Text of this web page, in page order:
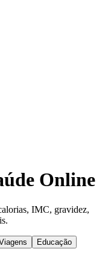
Online
IMC, gravidez,
Educação